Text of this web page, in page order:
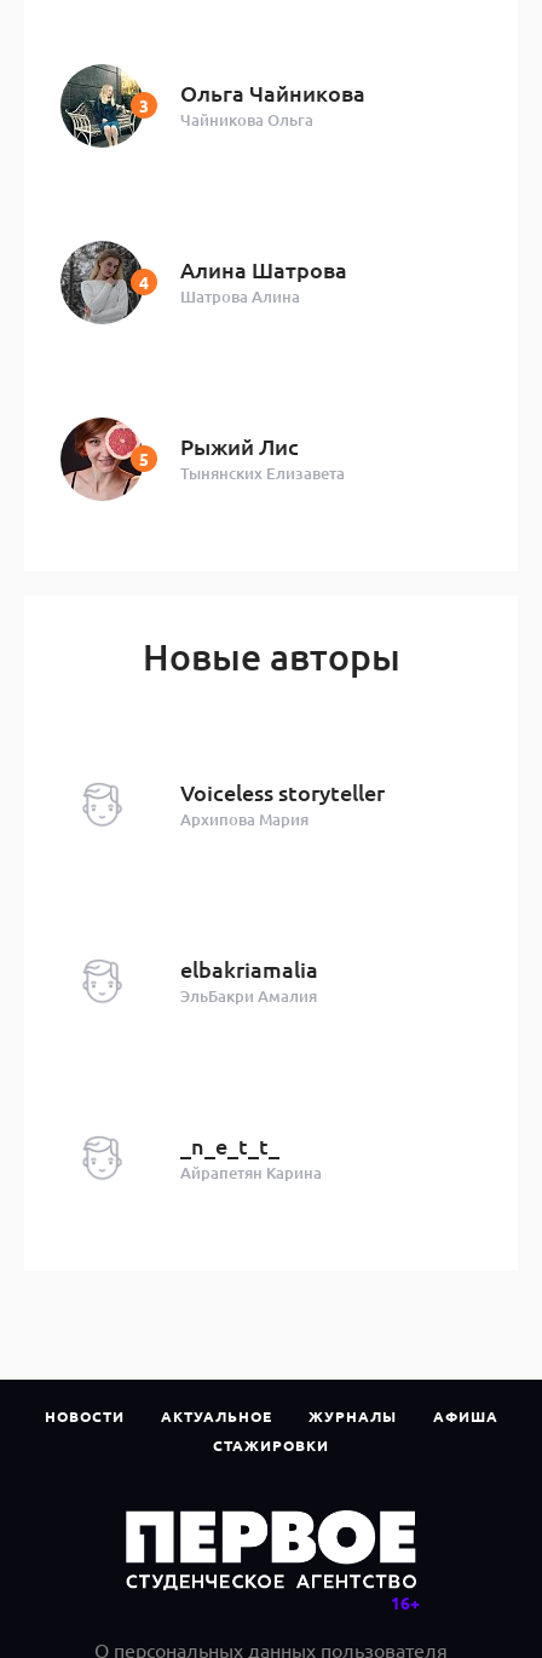
Ольга Чайникова
Чайникова Ольга
Алина Шатрова
Шатрова Алина
Рыжий Лис
Тынянских Елизавета
Новые авторы
Voiceless storyteller
Архипова Мария
elbakriamalia
ЭльБакри Амалия
_n_e_t_t_
Айрапетян Карина
НОВОСТИ АКТУАЛЬНОЕ ЖУРНАЛЫ
АФИША
СТАЖИРОВКИ
О персональных данных пользователя